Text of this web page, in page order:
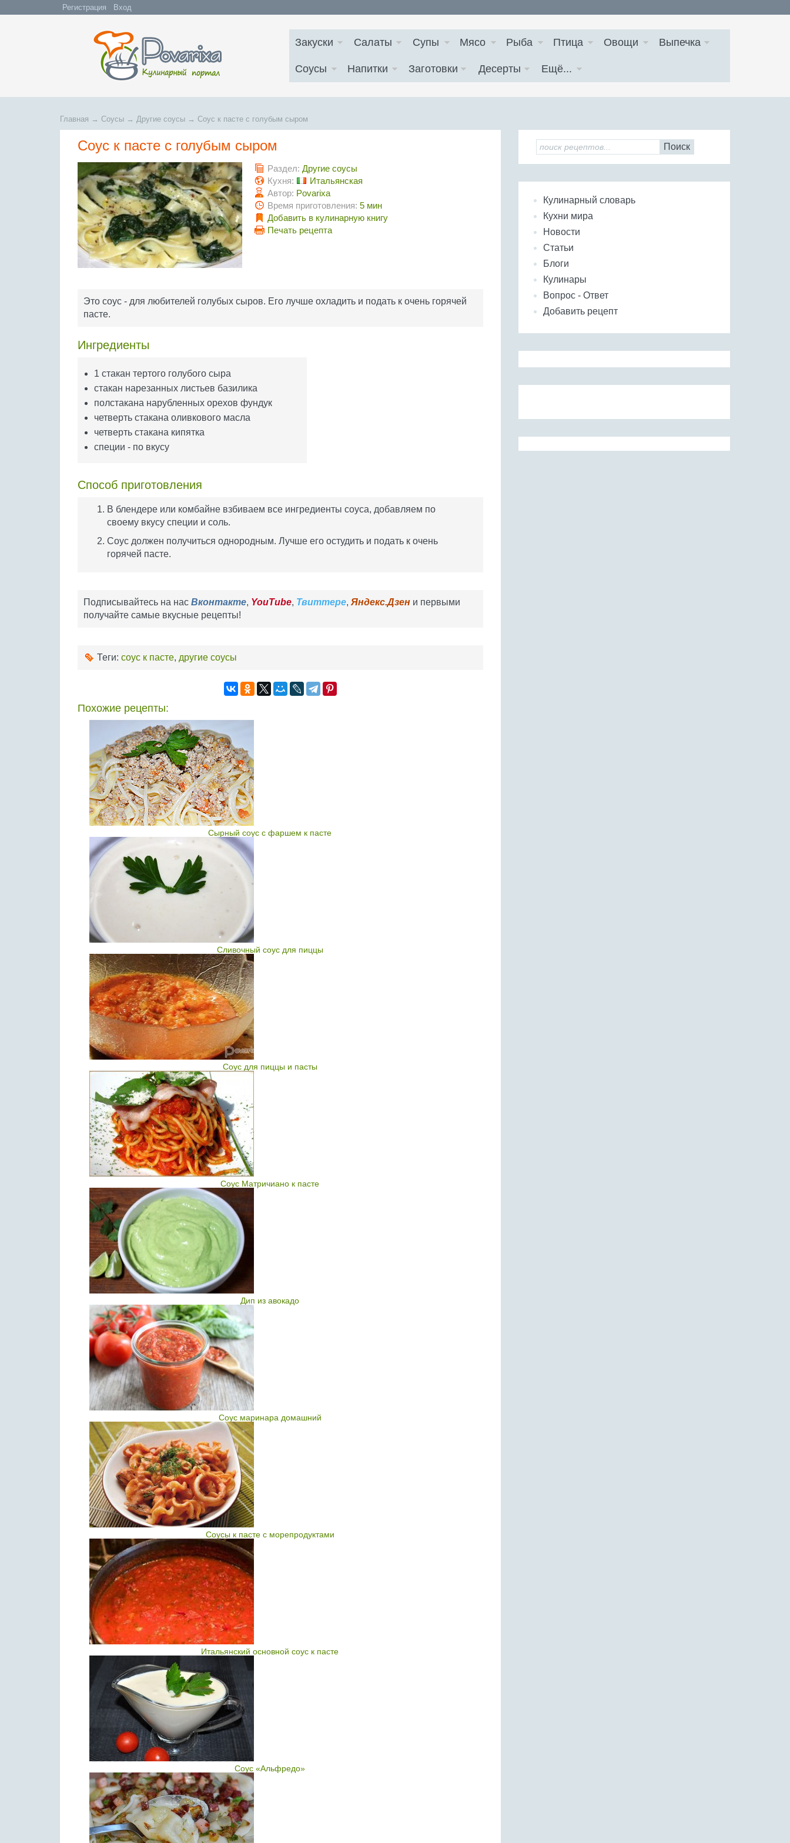
Регистрация Вход
Закуски Салаты Супы Мясо Рыба Птица Овощи Выпечка
Соусы Напитки Заготовки Десерты Ещё...
Главная → Соусы → Другие соусы → Соус к пасте с голубым сыром
Соус к пасте с голубым сыром
Раздел: Другие соусы
Кухня:
Итальянская
Автор: Povarixa
Время приготовления: 5 мин
Добавить в кулинарную книгу
Печать рецепта
Это соус - для любителей голубых сыров. Его лучше охладить и подать к очень горячей
пасте.
Ингредиенты
1 стакан тертого голубого сыра
стакан нарезанных листьев базилика
полстакана нарубленных орехов фундук
четверть стакана оливкового масла
четверть стакана кипятка
специи - по вкусу
Способ приготовления
В блендере или комбайне взбиваем все ингредиенты соуса, добавляем по
своему вкусу специи и соль.
Соус должен получиться однородным. Лучше его остудить и подать к очень
горячей пасте.
Подписывайтесь на нас Вконтакте, YouTube, Твиттере, Яндекс.Дзен и первыми
получайте самые вкусные рецепты!
Теги: соус к пасте, другие соусы
Похожие рецепты:
Сырный соус с фаршем к пасте
Сливочный соус для пиццы
Соус для пиццы и пасты
Соус Матричиано к пасте
Дип из авокадо
Соус маринара домашний
Соусы к пасте с морепродуктами
Итальянский основной соус к пасте
Соус «Альфредо»
Поиск
Кулинарный словарь
Кухни мира
Новости
Статьи
Блоги
Кулинары
Вопрос - Ответ
Добавить рецепт